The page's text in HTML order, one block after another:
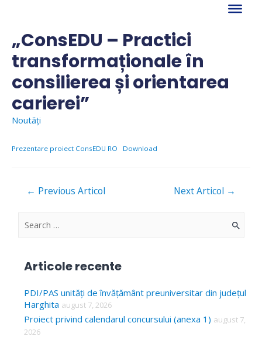
content
„ConsEDU – Practici
transformaționale în
consilierea și orientarea
carierei”
Noutăți
Prezentare proiect ConsEDU RO Download
Navigare
← Previous Articol Next Articol →
S
c
h
f
Articole recente
PDI/PAS unități de învățământ preuniversitar din județul
Harghita august 7, 2026
Proiect privind calendarul concursului (anexa 1) august 7,
2026